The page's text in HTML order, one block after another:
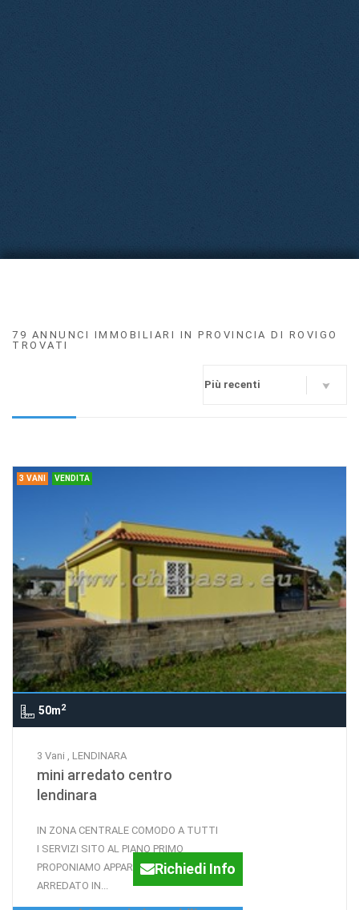
79 ANNUNCI IMMOBILIARI IN PROVINCIA DI ROVIGO
TROVATI
3 VANI VENDITA
50m2
3 Vani , LENDINARA
mini arredato centro
lendinara
IN ZONA CENTRALE COMODO A TUTTI
I SERVIZI SITO AL PIANO PRIMO
PROPONIAMO APPARTAMENTO
ARREDATO IN...
Richiedi Info